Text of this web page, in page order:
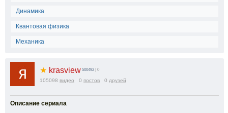
Динамика
Квантовая физика
Механика
★ krasview 500492 | 0
105098 видео 0 постов 0 друзей
Описание сериала